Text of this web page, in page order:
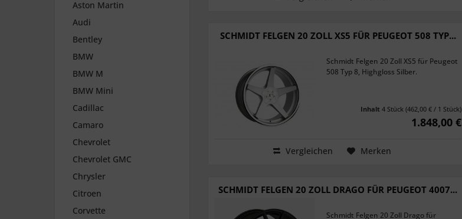
Aston Martin
Audi
Bentley
BMW
BMW M
BMW Mini
Cadillac
Camaro
Chevrolet
Chevrolet GMC
Chrysler
Citroen
Corvette
SCHMIDT FELGEN 20 ZOLL XS5 FÜR PEUGEOT 508 TYP...
Schmidt Felgen 20 Zoll XS5 für Peugeot
508 Typ 8, Highgloss Silber.
Inhalt 4 Stück (462,00 € / 1 Stück)
1.848,00 €
Vergleichen Merken
SCHMIDT FELGEN 20 ZOLL DRAGO FÜR PEUGEOT 4007...
Schmidt Felgen 20 Zoll Drago für